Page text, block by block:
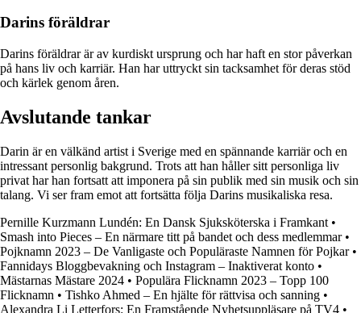
Darins föräldrar
Darins föräldrar är av kurdiskt ursprung och har haft en stor påverkan
på hans liv och karriär. Han har uttryckt sin tacksamhet för deras stöd
och kärlek genom åren.
Avslutande tankar
Darin är en välkänd artist i Sverige med en spännande karriär och en
intressant personlig bakgrund. Trots att han håller sitt personliga liv
privat har han fortsatt att imponera på sin publik med sin musik och sin
talang. Vi ser fram emot att fortsätta följa Darins musikaliska resa.
Pernille Kurzmann Lundén: En Dansk Sjuksköterska i Framkant •
Smash into Pieces – En närmare titt på bandet och dess medlemmar•
Pojknamn 2023 – De Vanligaste och Populäraste Namnen för Pojkar•
Fannidays Bloggbevakning och Instagram – Inaktiverat konto •
Mästarnas Mästare 2024 • Populära Flicknamn 2023 – Topp 100
Flicknamn • Tishko Ahmed – En hjälte för rättvisa och sanning •
Alexandra Li Letterfors: En Framstående Nyhetsuppläsare på TV4 •